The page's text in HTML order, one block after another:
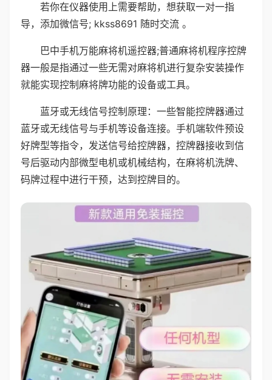
若你在仪器使用上需要帮助，想获取一对一指
导，添加微信号; kkss8691 随时交流 。
巴中手机万能麻将机遥控器;普通麻将机程序控牌
器一般是指通过一些无需对麻将机进行复杂安装操作
就能实现控制麻将牌功能的设备或工具。
蓝牙或无线信号控制原理：一些智能控牌器通过
蓝牙或无线信号与手机等设备连接。手机端软件预设
好牌型等指令，发送信号给控牌器，控牌器接收到信
号后驱动内部微型电机或机械结构，在麻将机洗牌、
码牌过程中进行干预，达到控牌目的。